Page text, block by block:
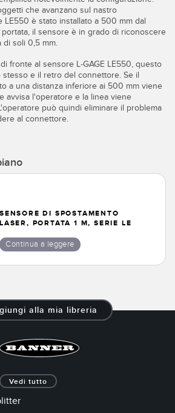
che avanzano sul nastro
LE550 è stato installato a 500 mm dal
il sensore è in grado di riconoscere
di soli 0,5 mm.
fronte al sensore L-GAGE LE550, questo
stesso e il retro del connettore. Se il
a una distanza inferiore ai 500 mm viene
avvisa l'operatore e la linea viene
può quindi eliminare il problema
al connettore.
SENSORE DI SPOSTAMENTO
LASER, PORTATA 1 M, SERIE LE
Continua a leggere
alla mia libreria
Vedi tutto